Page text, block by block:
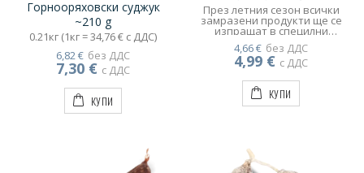
Горнооряховски суджук
~210 g
0.21кг (1кг = 34,76 € с ДДС)
без ДДС
6,82 €
с ДДС
7,30 €
КУПИ
През летния сезон всички
замразени продукти ще се
изпращат в специлни
опаковки снабдени със
специлни фризерни
пакети, които задържат
продуктите в добро
състояние по време на
транспортирането им.!
без ДДС
4,66 €
с ДДС
4,99 €
КУПИ